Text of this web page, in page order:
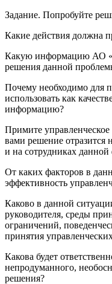
Задание. Попробуйте
Какие действия должна
Какую информацию АО
решения данной
Почему необходимо для
использовать как
информацию?
Примите
вами решение отразится
и на сотрудниках
От каких факторов в
эффективность
Каково в данной
руководителя, среды
ограничений,
принятия
Какова будет
непродуманного,
решения?